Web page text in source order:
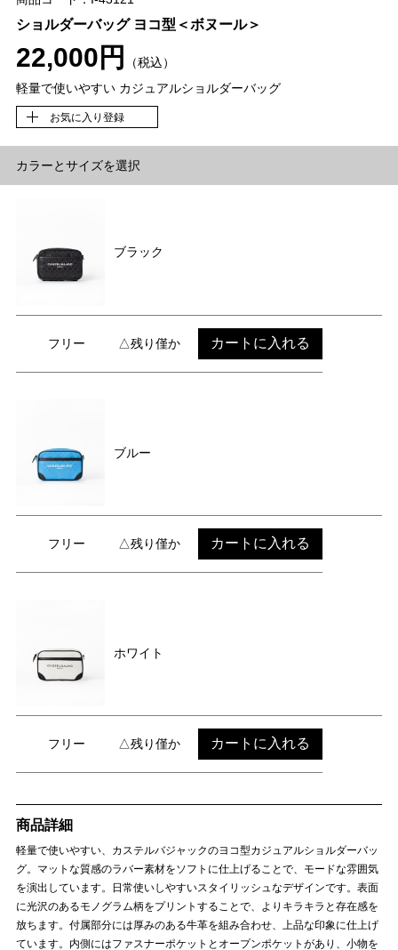
ショルダーバッグ ヨコ型＜ボヌール＞
22,000円
（税込）
軽量で使いやすい カジュアルショルダーバッグ
お気に入り登録
カラーとサイズを選択
ブラック
フリー △残り僅か カートに入れる
ブルー
フリー △残り僅か カートに入れる
ホワイト
フリー △残り僅か カートに入れる
商品詳細
軽量で使いやすい、カステルバジャックのヨコ型カジュアルショルダーバッ
グ。マットな質感のラバー素材をソフトに仕上げることで、モードな雰囲気
を演出しています。日常使いしやすいスタイリッシュなデザインです。表面
に光沢のあるモノグラム柄をプリントすることで、よりキラキラと存在感を
放ちます。付属部分には厚みのある牛革を組み合わせ、上品な印象に仕上げ
ています。内側にはファスナーポケットとオープンポケットがあり、小物を